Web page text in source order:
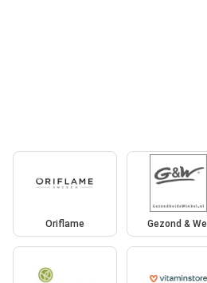
Oriflame Gezond & Wel